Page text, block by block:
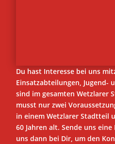
Du hast Interesse bei uns
Einsatzabteilungen, Jugend-
sind im gesamten Wetzlarer
musst nur zwei
in einem Wetzlarer Stadtteil
60 Jahren alt. Sende uns
uns dann bei Dir, um den